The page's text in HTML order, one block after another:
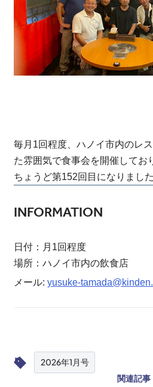
毎月1回程度、ハノイ市内のレ
た雰囲気で食事会を開催してお
ちょうど第152回目になりました
INFORMATION
日付：月1回程度
場所：ハノイ市内の飲食店
メール: yusuke-
2026年1月号
関連記事